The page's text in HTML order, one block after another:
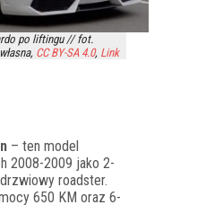
po liftingu // fot.
, CC BY-SA 4.0, Link
– ten model
2008-2009 jako 2-
roadster.
650 KM oraz 6-